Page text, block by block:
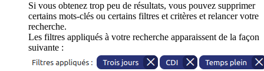
Si vous obtenez trop peu de résultats, vous pouvez supprimer
certains mots-clés ou certains filtres et critères et relancer votre
recherche.
Les filtres appliqués à votre recherche apparaissent de la façon
suivante :